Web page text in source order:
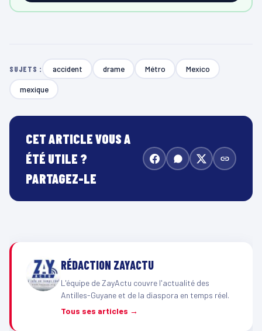
SUJETS : accident drame Métro Mexico
mexique
CET ARTICLE VOUS A
ÉTÉ UTILE ?
PARTAGEZ-LE
RÉDACTION ZAYACTU
L'équipe de ZayActu couvre l'actualité des
Antilles-Guyane et de la diaspora en temps réel.
Tous ses articles →